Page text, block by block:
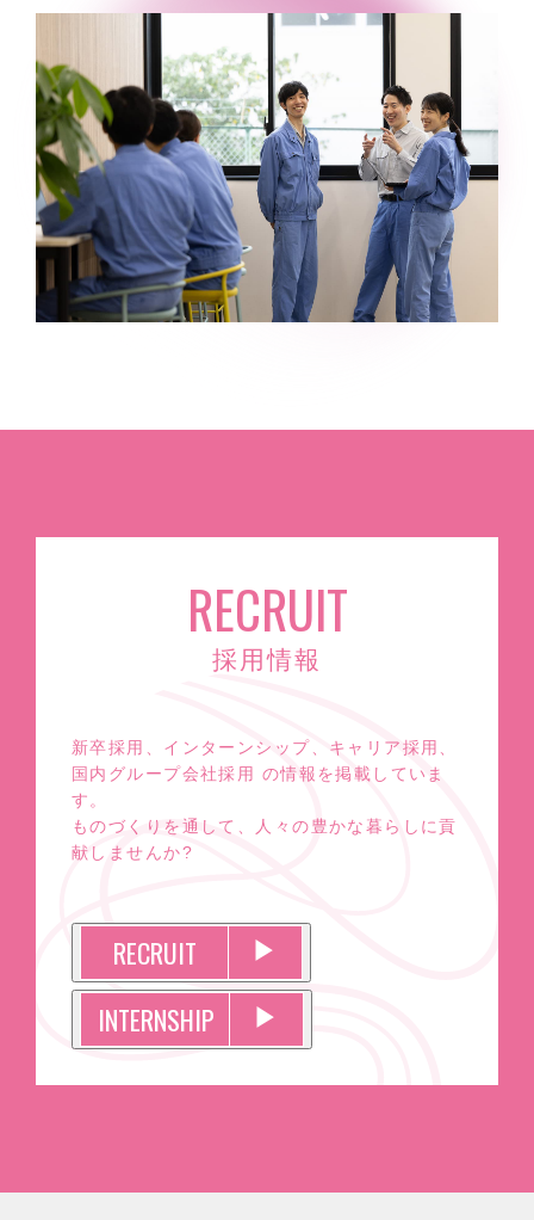
RECRUIT
採用情報
新卒採用、インターンシップ、キャリア採用、
国内グループ会社採用 の情報を掲載していま
す。
ものづくりを通して、人々の豊かな暮らしに貢
献しませんか?
RECRUIT ▶︎
INTERNSHIP ▶︎